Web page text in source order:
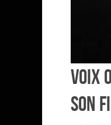
Voix
son